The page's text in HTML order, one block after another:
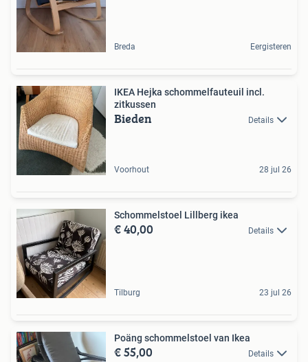
Breda Eergisteren
IKEA Hejka schommelfauteuil incl.
zitkussen
Bieden Details
Voorhout 28 jul 26
Schommelstoel Lillberg ikea
€ 40,00 Details
Tilburg 23 jul 26
Poäng schommelstoel van Ikea
€ 55,00 Details